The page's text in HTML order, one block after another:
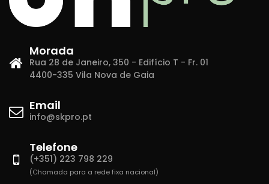
Morada
Rua 28 de Janeiro, 350 - Edifício T - Fr. 01
4400-335 Vila Nova de Gaia
Email
info@skpro.pt
Telefone
(+351) 223 798 229
(Chamada para a rede fixa nacional)